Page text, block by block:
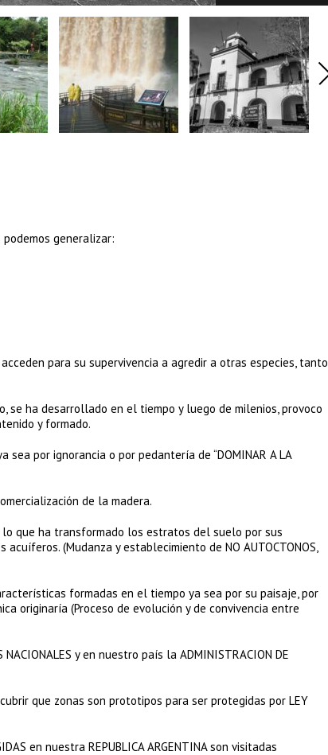
generalizar:
para su supervivencia a agredir a otras especies, tanto
se ha desarrollado en el tiempo y luego de milenios, provoco
y formado.
sea por ignorancia o por pedantería de “DOMINAR A LA
de la madera.
que ha transformado los estratos del suelo por sus
(Mudanza y establecimiento de NO AUTOCTONOS,
formadas en el tiempo ya sea por su paisaje, por
originaría (Proceso de evolución y de convivencia entre
y en nuestro país la ADMINISTRACION DE
que zonas son prototipos para ser protegidas por LEY
en nuestra REPUBLICA ARGENTINA son visitadas